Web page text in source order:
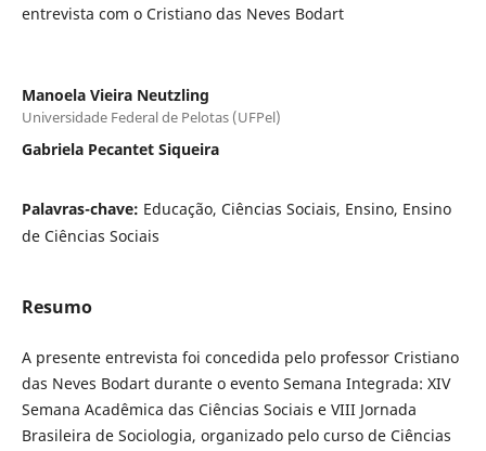
entrevista com o Cristiano das Neves Bodart
Manoela Vieira Neutzling
Universidade Federal de Pelotas (UFPel)
Gabriela Pecantet Siqueira
Palavras-chave: Educação, Ciências Sociais, Ensino, Ensino
de Ciências Sociais
Resumo
A presente entrevista foi concedida pelo professor Cristiano
das Neves Bodart durante o evento Semana Integrada: XIV
Semana Acadêmica das Ciências Sociais e VIII Jornada
Brasileira de Sociologia, organizado pelo curso de Ciências